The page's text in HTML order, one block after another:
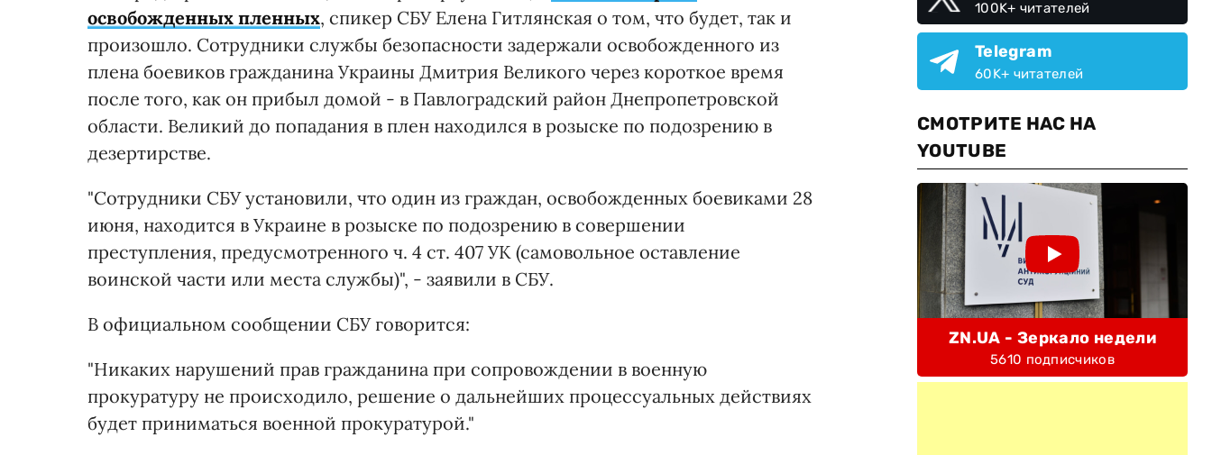
освобожденных пленных, спикер СБУ Елена Гитлянская о том, что будет, так и
произошло. Сотрудники службы безопасности задержали освобожденного из
плена боевиков гражданина Украины Дмитрия Великого через короткое время
после того, как он прибыл домой - в Павлоградский район Днепропетровской
области. Великий до попадания в плен находился в розыске по подозрению в
дезертирстве.
"Сотрудники СБУ установили, что один из граждан, освобожденных боевиками 28
июня, находится в Украине в розыске по подозрению в совершении
преступления, предусмотренного ч. 4 ст. 407 УК (самовольное оставление
воинской части или места службы)", - заявили в СБУ.
В официальном сообщении СБУ говорится:
"Никаких нарушений прав гражданина при сопровождении в военную
прокуратуру не происходило, решение о дальнейших процессуальных действиях
будет приниматься военной прокуратурой."
100K+ читателей
Telegram
60K+ читателей
СМОТРИТЕ НАС НА
YOUTUBE
ZN.UA - Зеркало недели
5610 подписчиков